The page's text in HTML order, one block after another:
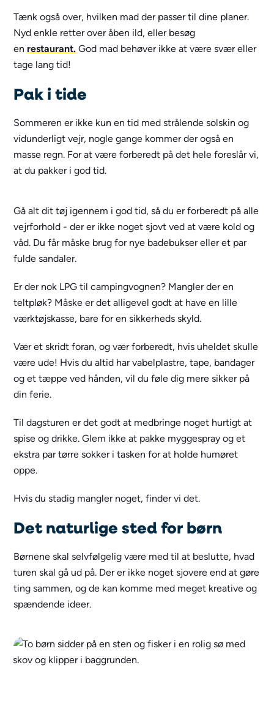
Tænk også over, hvilken mad der passer til dine planer.
Nyd enkle retter over åben ild, eller besøg
en restaurant. God mad behøver ikke at være svær eller
tage lang tid!
Pak i tide
Sommeren er ikke kun en tid med strålende solskin og
vidunderligt vejr, nogle gange kommer der også en
masse regn. For at være forberedt på det hele foreslår vi,
at du pakker i god tid.
Gå alt dit tøj igennem i god tid, så du er forberedt på alle
vejrforhold - der er ikke noget sjovt ved at være kold og
våd. Du får måske brug for nye badebukser eller et par
fulde sandaler.
Er der nok LPG til campingvognen? Mangler der en
teltpløk? Måske er det alligevel godt at have en lille
værktøjskasse, bare for en sikkerheds skyld.
Vær et skridt foran, og vær forberedt, hvis uheldet skulle
være ude! Hvis du altid har vabelplastre, tape, bandager
og et tæppe ved hånden, vil du føle dig mere sikker på
din ferie.
Til dagsturen er det godt at medbringe noget hurtigt at
spise og drikke. Glem ikke at pakke myggespray og et
ekstra par tørre sokker i tasken for at holde humøret
oppe.
Hvis du stadig mangler noget, finder vi det.
Det naturlige sted for børn
Børnene skal selvfølgelig være med til at beslutte, hvad
turen skal gå ud på. Der er ikke noget sjovere end at gøre
ting sammen, og de kan komme med meget kreative og
spændende ideer.